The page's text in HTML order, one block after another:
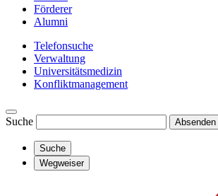
Förderer
Alumni
Telefonsuche
Verwaltung
Universitätsmedizin
Konfliktmanagement
Suche Absenden
Suche
Wegweiser